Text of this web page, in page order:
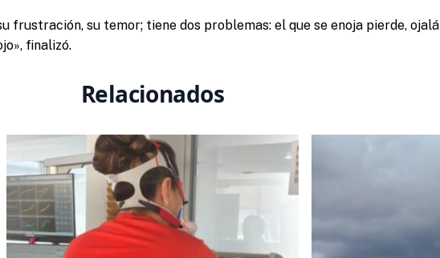
frustración, su temor; tiene dos problemas: el que se enoja pierde, ojalá
finalizó.
Relacionados